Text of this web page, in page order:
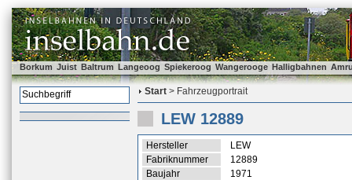
Borkum Juist Baltrum Langeoog Spiekeroog Wangerooge Halligbahnen
Start > Fahrzeugportrait
LEW 12889
Hersteller
LEW
Fabriknummer
12889
Baujahr
1971